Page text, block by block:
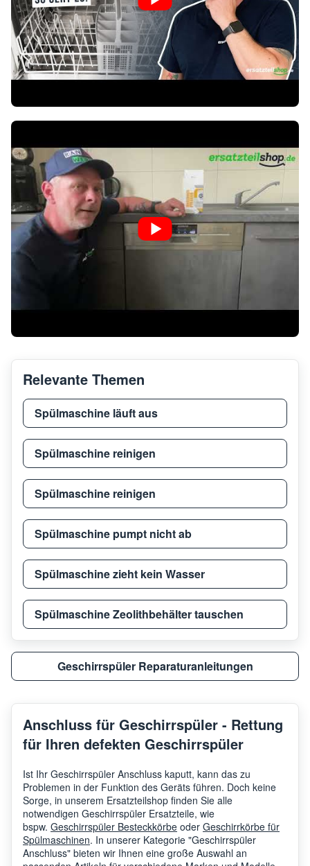
Relevante Themen
Spülmaschine läuft aus
Spülmaschine reinigen
Spülmaschine reinigen
Spülmaschine pumpt nicht ab
Spülmaschine zieht kein Wasser
Spülmaschine Zeolithbehälter tauschen
Geschirrspüler Reparaturanleitungen
Anschluss für Geschirrspüler - Rettung
für Ihren defekten Geschirrspüler
Ist Ihr Geschirrspüler Anschluss kaputt, kann das zu
Problemen in der Funktion des Geräts führen. Doch keine
Sorge, in unserem Ersatzteilshop finden Sie alle
notwendigen Geschirrspüler Ersatzteile, wie
bspw. Geschirrspüler Besteckkörbe oder Geschirrkörbe für
Spülmaschinen. In unserer Kategorie "Geschirrspüler
Anschluss" bieten wir Ihnen eine große Auswahl an